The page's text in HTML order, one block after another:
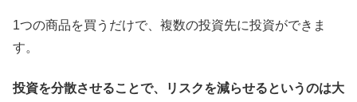
1つの商品を買うだけで、複数の投資先に投資ができま
す。
投資を分散させることで、リスクを減らせるというのは大